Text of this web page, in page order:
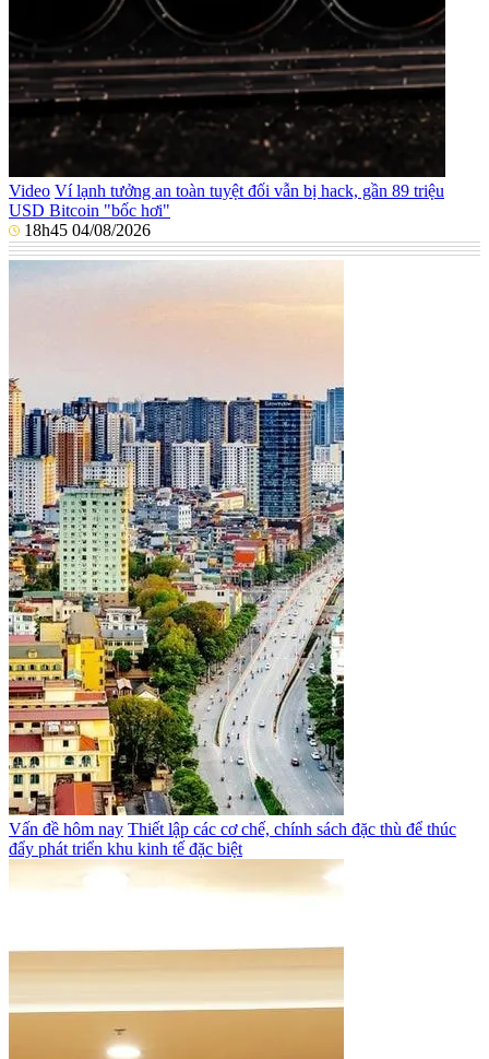
Video Ví lạnh tưởng an toàn tuyệt đối vẫn bị hack, gần 89 triệu
USD Bitcoin "bốc hơi"
18h45 04/08/2026
Vấn đề hôm nay Thiết lập các cơ chế, chính sách đặc thù để thúc
đẩy phát triển khu kinh tế đặc biệt